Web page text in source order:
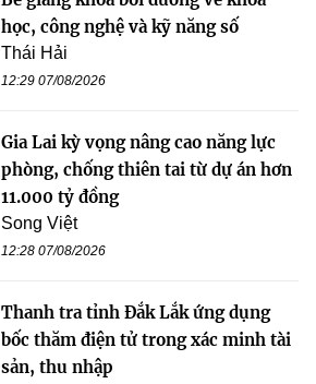
học, công nghệ và kỹ năng số
Thái Hải
12:29 07/08/2026
Gia Lai kỳ vọng nâng cao năng lực
phòng, chống thiên tai từ dự án hơn
11.000 tỷ đồng
Song Việt
12:28 07/08/2026
Thanh tra tỉnh Đắk Lắk ứng dụng
bốc thăm điện tử trong xác minh tài
sản, thu nhập